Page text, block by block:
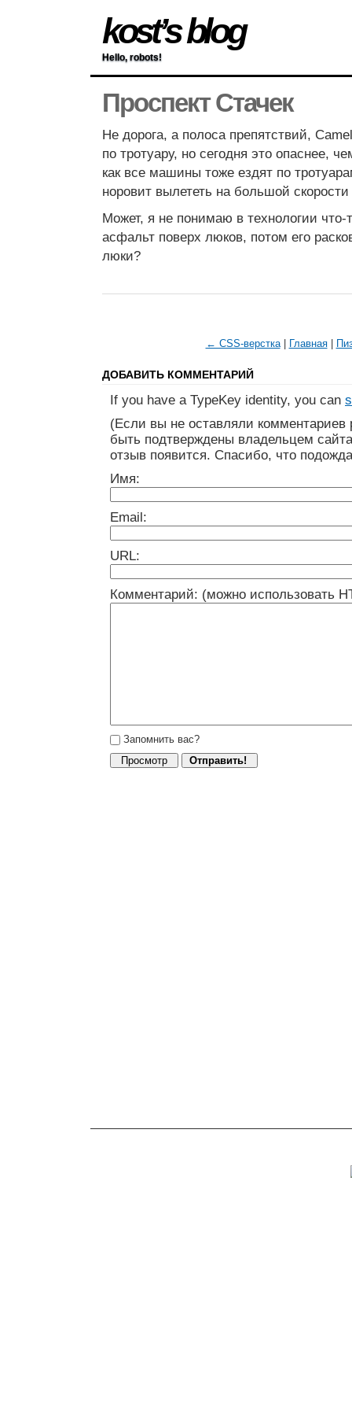
kost’s blog
Hello, robots!
Проспект Стачек
Не дорога, а полоса препятствий,
по тротуару, но сегодня это опаснее,
как все машины тоже ездят по
норовит вылететь на большой скорости
Может, я не понимаю в технологии что-
асфальт поверх люков, потом его
люки?
← CSS-верстка| Главная|
ДОБАВИТЬ КОММЕНТАРИЙ
If you have a TypeKey identity, you can
(Если вы не оставляли
быть подтверждены владельцем
отзыв появится. Спасибо, что
Имя:
Email:
URL:
Комментарий: (можно использовать
Запомнить вас?